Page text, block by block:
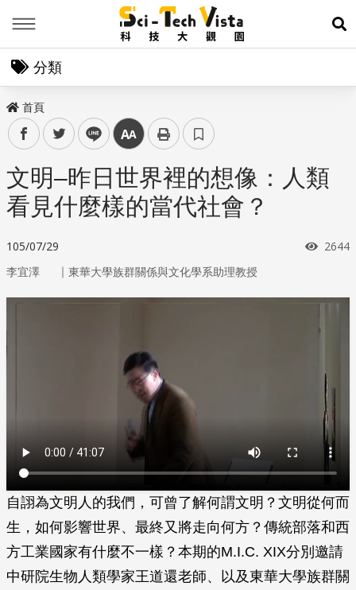
展
分類
首頁
facebooktwitter line 中
文明–昨日世界裡的想像：人類
看見什麼樣的當代社會？
105/07/29 瀏覽
2644
李宜澤 ｜ 東華大學族群關係與文化學系助理教授
自詡為文明人的我們，可曾了解何謂文明？文明從何而
生，如何影響世界、最終又將走向何方？傳統部落和西
方工業國家有什麼不一樣？本期的M.I.C. XIX分別邀請
中研院生物人類學家王道還老師、以及東華大學族群關